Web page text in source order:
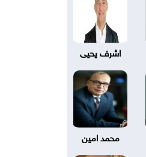
اشرف يحيى
محمد امين